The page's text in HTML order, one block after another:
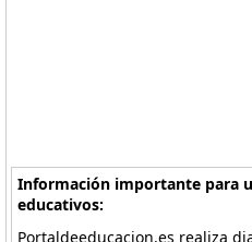
Información importante para
educativos:
Portaldeeducacion.es realiza